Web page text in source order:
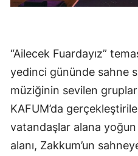
“Ailecek Fuardayız”
yedinci gününde sahne
müziğinin sevilen
KAFUM’da
vatandaşlar alana
alanı, Zakkum’un